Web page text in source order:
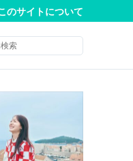
のサイトについて